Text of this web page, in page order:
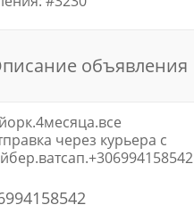
объявления
через курьера с